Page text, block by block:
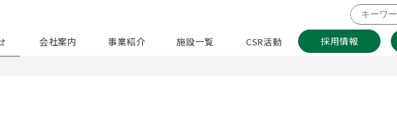
会社案内 事業紹介 施設一覧 CSR活動 採用情報